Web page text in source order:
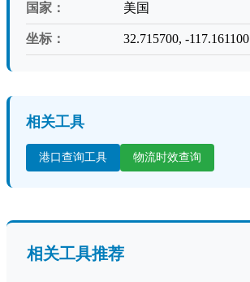
国家： 美国
坐标： 32.715700, -117.161100
相关工具
港口查询工具 物流时效查询
相关工具推荐